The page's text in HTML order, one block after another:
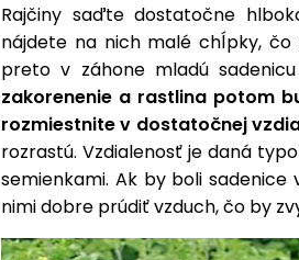
Rajčiny saďte dostatočne
nájdete na nich malé chĺpky,
preto v záhone mladú
zakorenenie a rastlina potom
rozmiestnite v dostatočnej
rozrastú. Vzdialenosť je daná
semienkami. Ak by boli
nimi dobre prúdiť vzduch, čo by